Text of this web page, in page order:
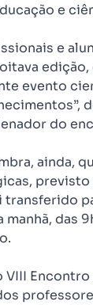
e
e
evento
do
ainda,
transferido
manhã, das
VIII